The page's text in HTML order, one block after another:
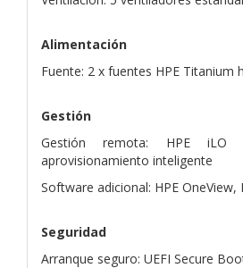
Alimentación
Fuente: 2 x fuentes HPE Titanium
Gestión
Gestión remota: HPE iLO
aprovisionamiento inteligente
Software adicional: HPE OneView,
Seguridad
Arranque seguro: UEFI Secure